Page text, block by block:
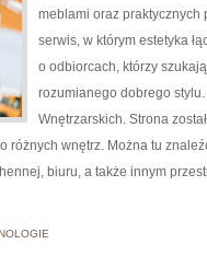
meblami oraz
serwis, w którym estetyka
o odbiorcach, którzy
rozumianego dobrego
Wnętrzarskich. Strona
różnych wnętrz. Można tu
biuru, a także innym